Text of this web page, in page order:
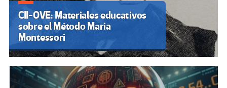
CII-OVE: Materiales educativos
sobre el Método Maria
Montessori